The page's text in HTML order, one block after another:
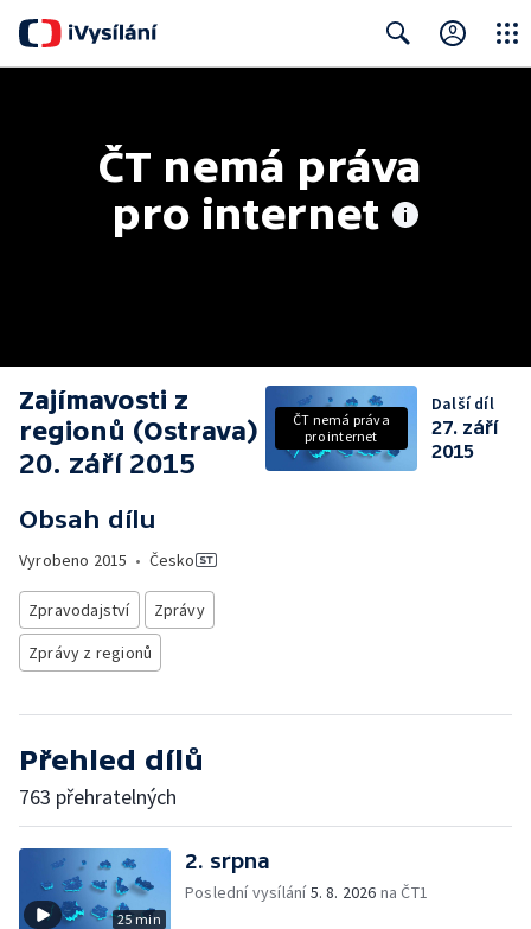
ČT nemá práva
pro internet
Zajímavosti z
regionů (Ostrava)
20. září 2015
Obsah dílu
Vyrobeno 2015 • Česko
Zpravodajství
Zprávy
Zprávy z regionů
ČT nemá práva
pro internet
Další díl
27. září
2015
Přehled dílů
763 přehratelných
25 min
2. srpna
Poslední vysílání5. 8. 2026 na ČT1